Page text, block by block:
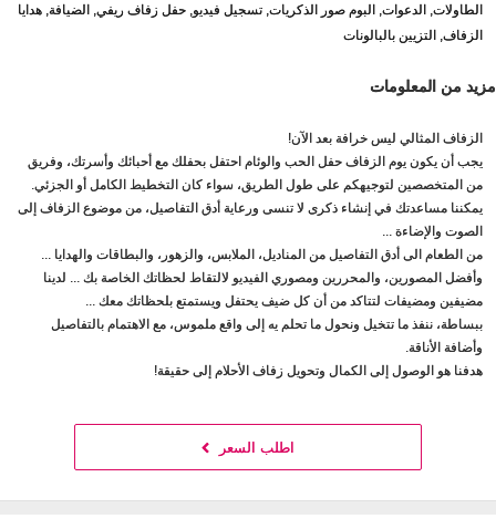
الطاولات, الدعوات, البوم صور الذكريات, تسجيل فيديو, حفل زفاف ريفي, الضيافة, هدايا
الزفاف, التزيين بالبالونات
مزيد من المعلومات
الزفاف المثالي ليس خرافة بعد الآن!
يجب أن يكون يوم الزفاف حفل الحب والوئام احتفل بحفلك مع أحبائك وأسرتك، وفريق
من المتخصصين لتوجيهكم على طول الطريق، سواء كان التخطيط الكامل أو الجزئي.
يمكننا مساعدتك في إنشاء ذكرى لا تنسى ورعاية أدق التفاصيل، من موضوع الزفاف إلى
الصوت والإضاءة ...
من الطعام الى أدق التفاصيل من المناديل، الملابس، والزهور، والبطاقات والهدايا ...
وأفضل المصورين، والمحررين ومصوري الفيديو لالتقاط لحظاتك الخاصة بك ... لدينا
مضيفين ومضيفات لتتاكد من أن كل ضيف يحتفل ويستمتع بلحظاتك معك ...
ببساطة، ننفذ ما تتخيل ونحول ما تحلم يه إلى واقع ملموس، مع الاهتمام بالتفاصيل
وأضافة الأناقة.
هدفنا هو الوصول إلى الكمال وتحويل زفاف الأحلام إلى حقيقة!
اطلب السعر